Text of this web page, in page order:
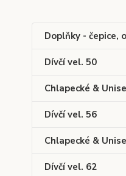
Doplňky - čepice,
Dívčí vel. 50
Chlapecké &
Dívčí vel. 56
Chlapecké &
Dívčí vel. 62